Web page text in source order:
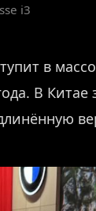
i3
в
В Китае